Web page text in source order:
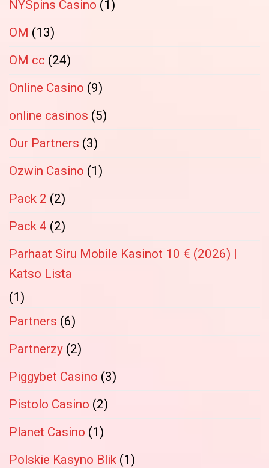
NYSpins Casino (1)
OM (13)
OM cc (24)
Online Casino (9)
online casinos (5)
Our Partners (3)
Ozwin Casino (1)
Pack 2 (2)
Pack 4 (2)
Parhaat Siru Mobile Kasinot 10 € (2026) |
Katso Lista
(1)
Partners (6)
Partnerzy (2)
Piggybet Casino (3)
Pistolo Casino (2)
Planet Casino (1)
Polskie Kasyno Blik (1)